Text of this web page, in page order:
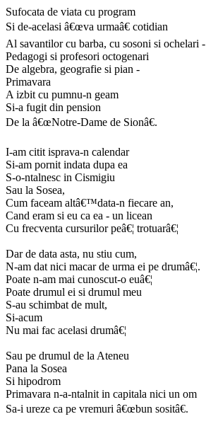
Sufocata de viata cu program
Si de-acelasi â€œva urmaâ€ cotidian
Al savantilor cu barba, cu sosoni si ochelari -
Pedagogi si profesori octogenari
De algebra, geografie si pian -
Primavara
A izbit cu pumnu-n geam
Si-a fugit din pension
De la â€œNotre-Dame de Sionâ€.
I-am citit isprava-n calendar
Si-am pornit indata dupa ea
S-o-ntalnesc in Cismigiu
Sau la Sosea,
Cum faceam altâ€™data-n fiecare an,
Cand eram si eu ca ea - un licean
Cu frecventa cursurilor peâ€¦ trotuarâ€¦
Dar de data asta, nu stiu cum,
N-am dat nici macar de urma ei pe drumâ€¦.
Poate n-am mai cunoscut-o euâ€¦
Poate drumul ei si drumul meu
S-au schimbat de mult,
Si-acum
Nu mai fac acelasi drumâ€¦
Sau pe drumul de la Ateneu
Pana la Sosea
Si hipodrom
Primavara n-a-ntalnit in capitala nici un om
Sa-i ureze ca pe vremuri â€œbun sositâ€.